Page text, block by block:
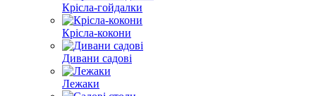
Крісла-гойдалки
Крісла-кокони
Дивани садові
Лежаки